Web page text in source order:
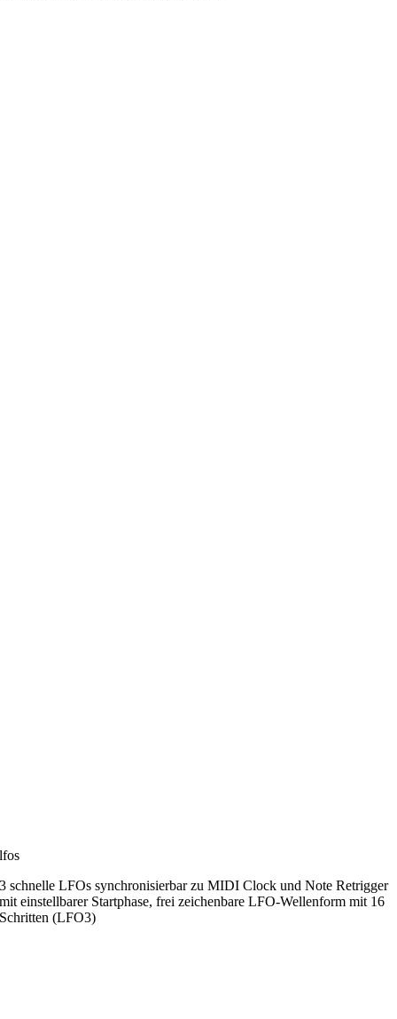
lfos
3 schnelle LFOs synchronisierbar zu MIDI Clock und Note Retrigger
mit einstellbarer Startphase, frei zeichenbare LFO-Wellenform mit 16
Schritten (LFO3)